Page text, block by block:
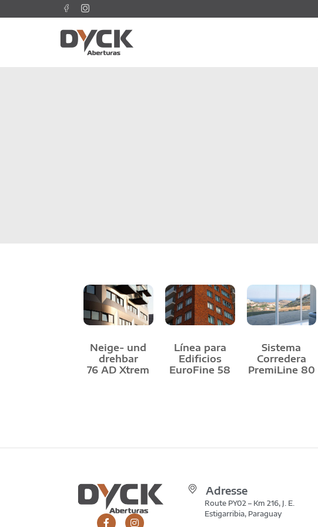
Neige- und
drehbar
76 AD Xtrem
Línea para
Edificios
EuroFine 58
Sistema
Corredera
PremiLine 80
Adresse
Route PY02 – Km 216, J. E.
Estigarribia, Paraguay